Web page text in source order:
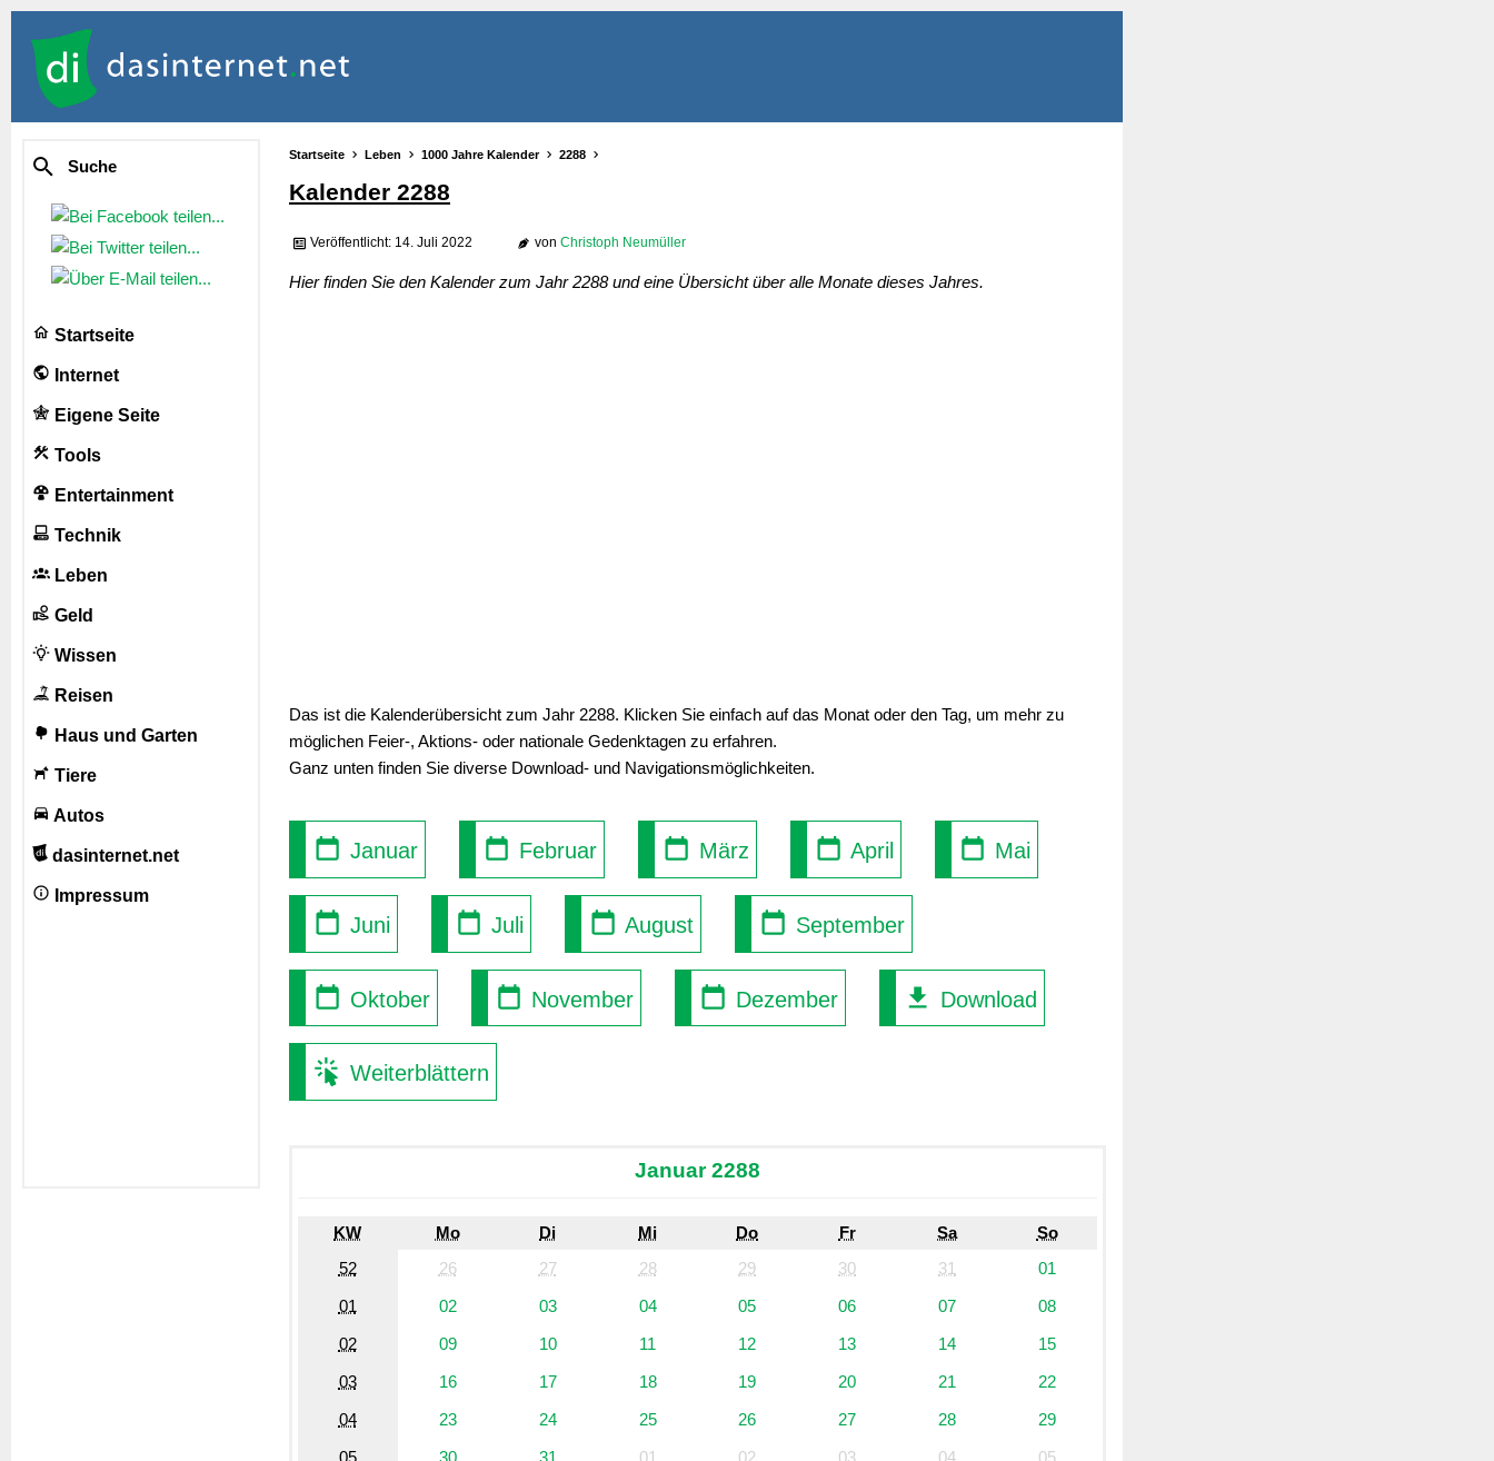
Suche
Startseite
Internet
Eigene Seite
Tools
Entertainment
Technik
Leben
Geld
Wissen
Reisen
Haus und Garten
Tiere
Autos
dasinternet.net
Impressum
Startseite Leben 1000 Jahre Kalender 2288
Kalender 2288
Veröffentlicht: 14. Juli 2022 von Christoph Neumüller
Hier finden Sie den Kalender zum Jahr 2288 und eine Übersicht über alle Monate dieses Jahres.
Das ist die Kalenderübersicht zum Jahr 2288. Klicken Sie einfach auf das Monat oder den Tag, um mehr zu
möglichen Feier-, Aktions- oder nationale Gedenktagen zu erfahren.
Ganz unten finden Sie diverse Download- und Navigationsmöglichkeiten.
Januar Februar März April Mai
Juni Juli August September
Oktober November Dezember Download
Weiterblättern
Januar 2288
KW Mo Di Mi Do Fr Sa
So
52
26 27 28 29 30 31
01
01
02 03 04 05 06 07
08
02
09 10 11 12 13 14
15
03
16 17 18 19 20 21
22
04
23 24 25 26 27 28
29
05
30 31 01 02 03 04 05